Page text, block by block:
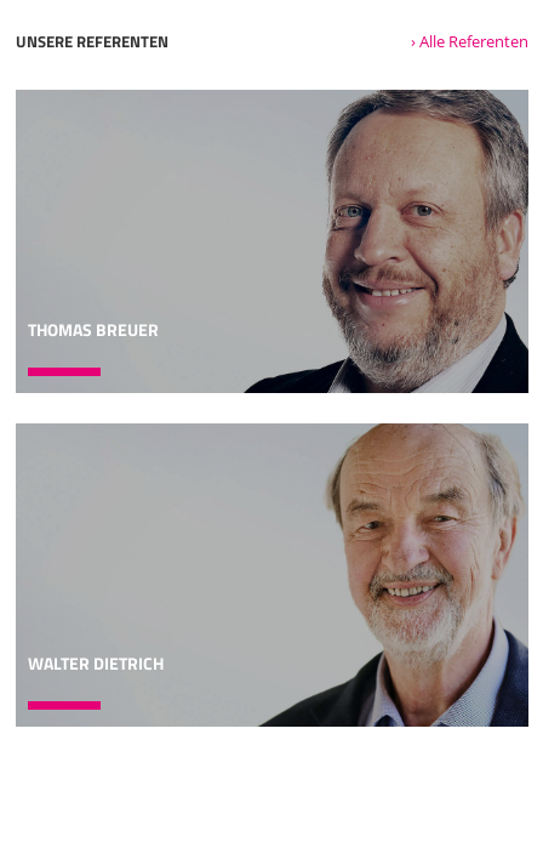
UNSERE REFERENTEN › Alle Referenten
THOMAS BREUER
WALTER DIETRICH